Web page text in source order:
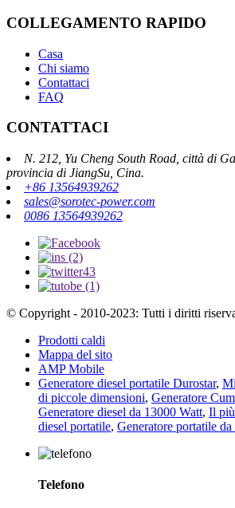
COLLEGAMENTO RAPIDO
Casa
Chi siamo
Contattaci
FAQ
CONTATTACI
N. 212, Yu Cheng South Road, città di
provincia di JiangSu, Cina.
+86 13564939262
sales@sorotec-power.com
0086 13564939262
© Copyright - 2010-2023: Tutti i diritti
Prodotti caldi
Mappa del sito
AMP Mobile
Generatore diesel portatile Durostar,
di piccole dimensioni, Generatore
Generatore diesel da 13000 Watt, Il più
diesel portatile, Generatore portatile
Telefono